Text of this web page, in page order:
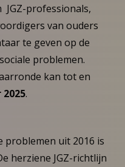
JGZ-professionals,
van ouders
te geven op de
problemen.
kan tot en
.
problemen uit 2016 is
herziene JGZ-richtlijn